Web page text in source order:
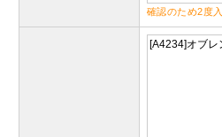
確認のため2度